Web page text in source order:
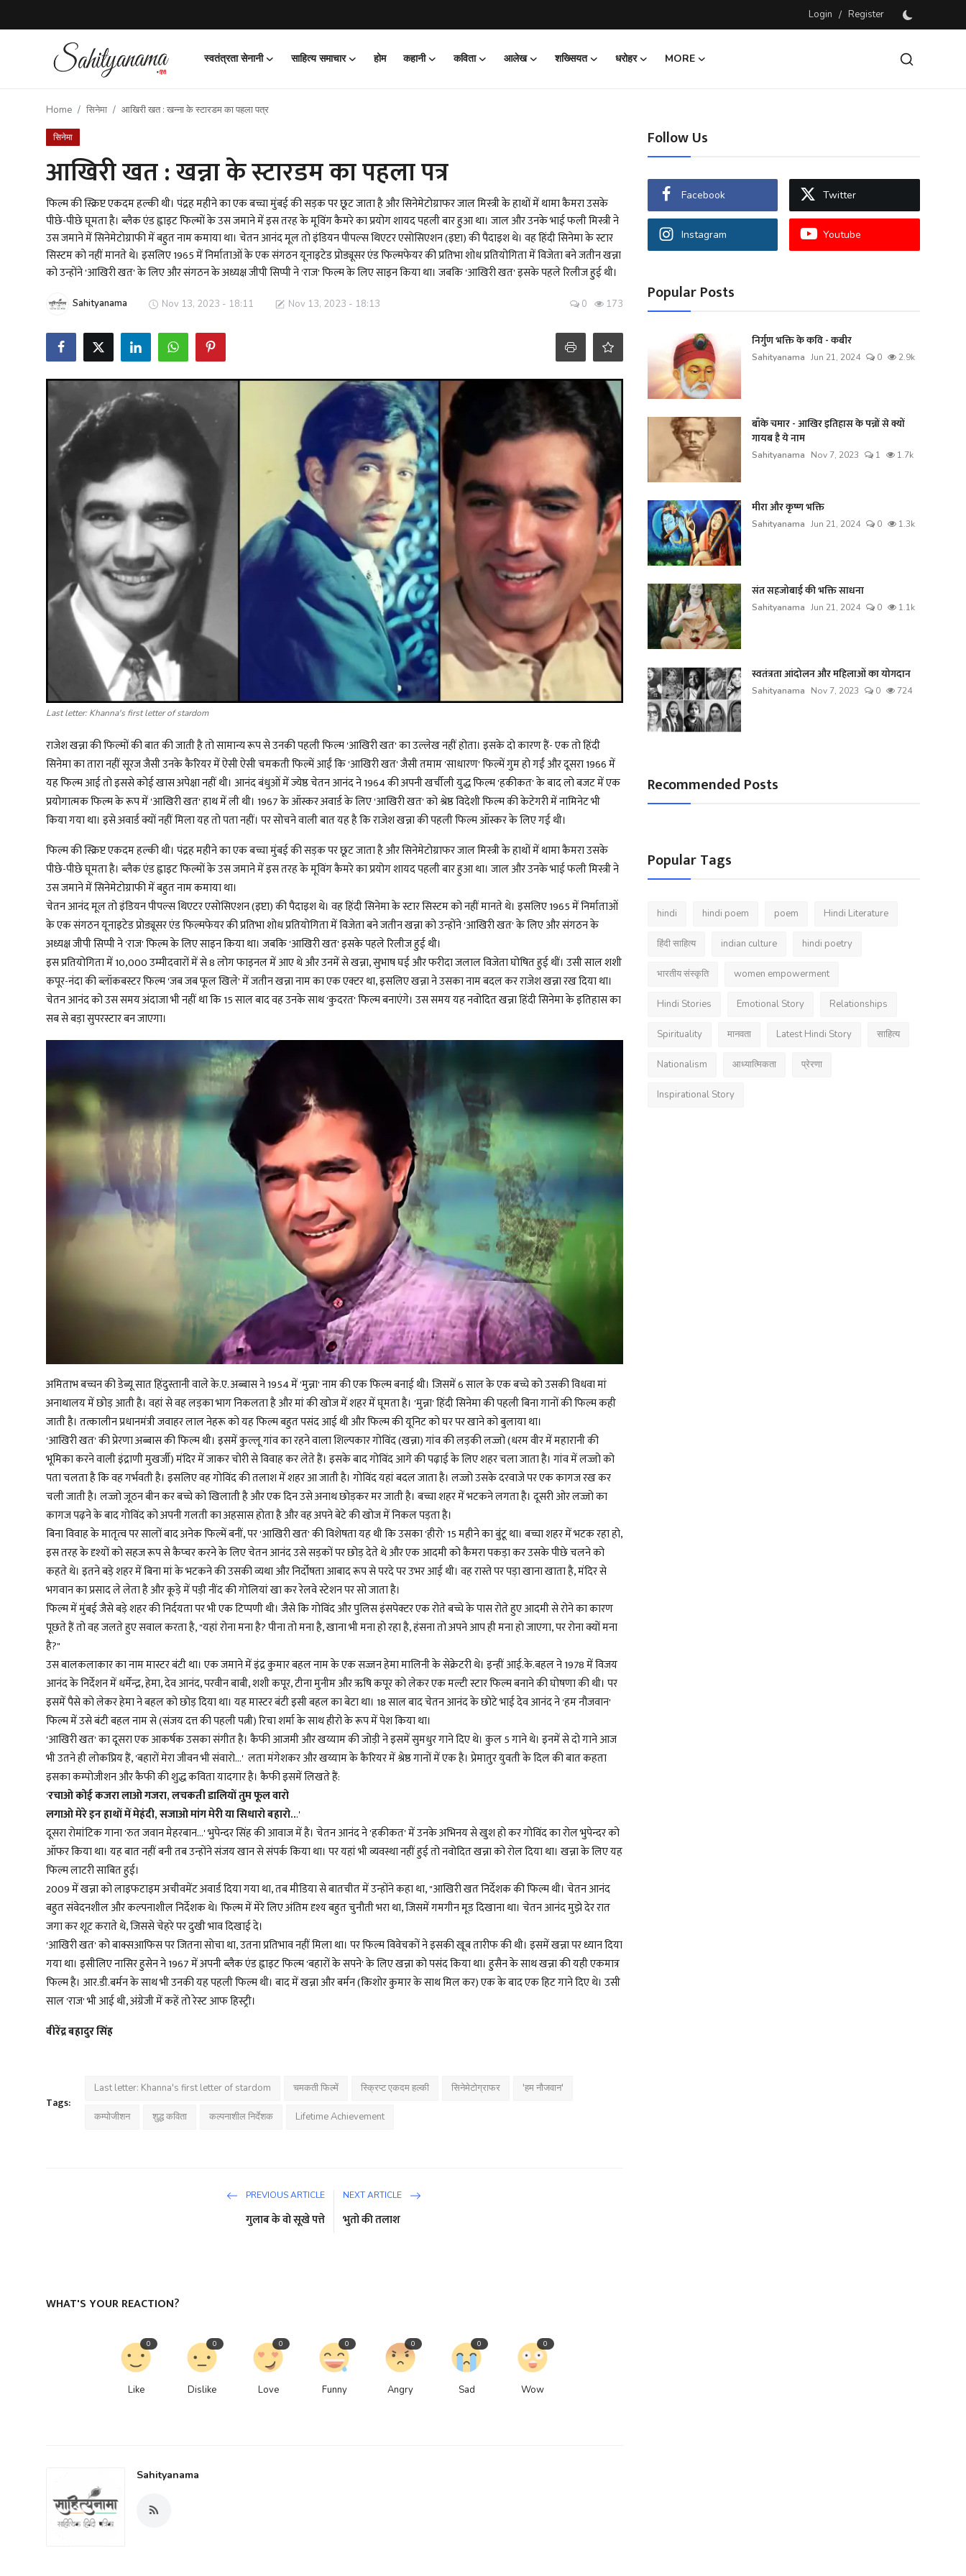
Login / Register
स्वतंत्रता सेनानी साहित्य समाचार होम कहानी कविता आलेख शख्सियत धरोहर
MORE
Register
साहित्य समाचार
शख्सियत
यात्रावृत्तांत
Home सिनेमा आखिरी खत : खन्ना के स्टारडम का पहला पत्र
सिनेमा
आखिरी खत : खन्ना के स्टारडम का पहला पत्र
फिल्म की स्क्रिप्ट एकदम हल्की थी। पंद्रह महीने का एक बच्चा मुंबई की सड़क पर छूट जाता है और सिनेमेटोग्राफर जाल मिस्त्री के हाथों में थामा कैमरा उसके
पीछे-पीछे घूमता है। ब्लैक एंड ह्वाइट फिल्मों के उस जमाने में इस तरह के मूविंग कैमरे का प्रयोग शायद पहली बार हुआ था। जाल और उनके भाई फली मिस्त्री ने
उस जमाने में सिनेमेटोग्राफी में बहुत नाम कमाया था। चेतन आनंद मूल तो इंडियन पीपल्स थिएटर एसोसिएशन (इप्टा) की पैदाइश थे। वह हिंदी सिनेमा के स्टार
सिस्टम को नहीं मानते थे। इसलिए 1965 में निर्माताओं के एक संगठन यूनाइटेड प्रोड्यूसर एंड फिल्मफेयर की प्रतिभा शोध प्रतियोगिता में विजेता बने जतीन खन्ना
को उन्होंने 'आखिरी खत' के लिए और संगठन के अध्यक्ष जीपी सिप्पी ने 'राज' फिल्म के लिए साइन किया था। जबकि 'आखिरी खत' इसके पहले रिलीज हुई थी।
Sahityanama Nov 13, 2023 - 18:11 Nov 13, 2023 - 18:13 0 173
Last letter: Khanna's first letter of stardom
राजेश खन्ना की फिल्मों की बात की जाती है तो सामान्य रूप से उनकी पहली फिल्म 'आखिरी खत' का उल्लेख नहीं होता। इसके दो कारण हैं- एक तो हिंदी
सिनेमा का तारा नहीं सूरज जैसी उनके कैरियर में ऐसी ऐसी चमकती फिल्में आईं कि 'आखिरी खत' जैसी तमाम 'साधारण' फिल्में गुम हो गईं और दूसरा 1966 में
यह फिल्म आई तो इससे कोई खास अपेक्षा नहीं थी। आनंद बंधुओं में ज्येष्ठ चेतन आनंद ने 1964 की अपनी खर्चीली युद्ध फिल्म 'हकीकत' के बाद लो बजट में एक
प्रयोगात्मक फिल्म के रूप में 'आखिरी खत' हाथ में ली थी। 1967 के ऑस्कर अवार्ड के लिए 'आखिरी खत' को श्रेष्ठ विदेशी फिल्म की केटेगरी में नामिनेट भी
किया गया था। इसे अवार्ड क्यों नहीं मिला यह तो पता नहीं। पर सोचने वाली बात यह है कि राजेश खन्ना की पहली फिल्म ऑस्कर के लिए गई थी।
फिल्म की स्क्रिप्ट एकदम हल्की थी। पंद्रह महीने का एक बच्चा मुंबई की सड़क पर छूट जाता है और सिनेमेटोग्राफर जाल मिस्त्री के हाथों में थामा कैमरा उसके
पीछे-पीछे घूमता है। ब्लैक एंड ह्वाइट फिल्मों के उस जमाने में इस तरह के मूविंग कैमरे का प्रयोग शायद पहली बार हुआ था। जाल और उनके भाई फली मिस्त्री ने
उस जमाने में सिनेमेटोग्राफी में बहुत नाम कमाया था।
चेतन आनंद मूल तो इंडियन पीपल्स थिएटर एसोसिएशन (इप्टा) की पैदाइश थे। वह हिंदी सिनेमा के स्टार सिस्टम को नहीं मानते थे। इसलिए 1965 में निर्माताओं
के एक संगठन यूनाइटेड प्रोड्यूसर एंड फिल्मफेयर की प्रतिभा शोध प्रतियोगिता में विजेता बने जतीन खन्ना को उन्होंने 'आखिरी खत' के लिए और संगठन के
अध्यक्ष जीपी सिप्पी ने 'राज' फिल्म के लिए साइन किया था। जबकि 'आखिरी खत' इसके पहले रिलीज हुई थी।
इस प्रतियोगिता में 10,000 उम्मीदवारों में से 8 लोग फाइनल में आए थे और उनमें से खन्ना, सुभाष घई और फरीदा जलाल विजेता घोषित हुई थीं। उसी साल शशी
कपूर-नंदा की ब्लॉकबस्टर फिल्म 'जब जब फूल खिले' में जतीन खन्ना नाम का एक एक्टर था, इसलिए खन्ना ने उसका नाम बदल कर राजेश खन्ना रख दिया था।
चेतन आनंद को उस समय अंदाजा भी नहीं था कि 15 साल बाद वह उनके साथ 'कुदरत' फिल्म बनाएंगे। उस समय यह नवोदित खन्ना हिंदी सिनेमा के इतिहास का
सब से बड़ा सुपरस्टार बन जाएगा।
अमिताभ बच्चन की डेब्यू सात हिंदुस्तानी वाले के.ए. अब्बास ने 1954 में 'मुन्ना' नाम की एक फिल्म बनाई थी। जिसमें 6 साल के एक बच्चे को उसकी विधवा मां
अनाथालय में छोड़ आती है। वहां से वह लड़का भाग निकलता है और मां की खोज में शहर में घूमता है। 'मुन्ना' हिंदी सिनेमा की पहली बिना गानों की फिल्म कही
जाती है। तत्कालीन प्रधानमंत्री जवाहर लाल नेहरू को यह फिल्म बहुत पसंद आई थी और फिल्म की यूनिट को घर पर खाने को बुलाया था।
'आखिरी खत' की प्रेरणा अब्बास की फिल्म थी। इसमें कुल्लू गांव का रहने वाला शिल्पकार गोविंद (खन्ना) गांव की लड़की लज्जो (धरम वीर में महारानी की
भूमिका करने वाली इंद्राणी मुखर्जी) मंदिर में जाकर चोरी से विवाह कर लेते हैं। इसके बाद गोविंद आगे की पढ़ाई के लिए शहर चला जाता है। गांव में लज्जो को
पता चलता है कि वह गर्भवती है। इसलिए वह गोविंद की तलाश में शहर आ जाती है। गोविंद यहां बदल जाता है। लज्जो उसके दरवाजे पर एक कागज रख कर
चली जाती है। लज्जो जूठन बीन कर बच्चे को खिलाती है और एक दिन उसे अनाथ छोड़कर मर जाती है। बच्चा शहर में भटकने लगता है। दूसरी ओर लज्जो का
कागज पढ़ने के बाद गोविंद को अपनी गलती का अहसास होता है और वह अपने बेटे की खोज में निकल पड़ता है।
बिना विवाह के मातृत्व पर सालों बाद अनेक फिल्में बनीं, पर 'आखिरी खत' की विशेषता यह थी कि उसका 'हीरो' 15 महीने का बुंटू था। बच्चा शहर में भटक रहा हो,
इस तरह के दृश्यों को सहज रूप से कैप्चर करने के लिए चेतन आनंद उसे सड़कों पर छोड़ देते थे और एक आदमी को कैमरा पकड़ा कर उसके पीछे चलने को
कहते थे। इतने बड़े शहर में बिना मां के भटकने की उसकी व्यथा और निर्दोषता आबाद रूप से परदे पर उभर आई थी। वह रास्ते पर पड़ा खाना खाता है, मंदिर से
भगवान का प्रसाद ले लेता है और कूड़े में पड़ी नींद की गोलियां खा कर रेलवे स्टेशन पर सो जाता है।
फिल्म में मुंबई जैसे बड़े शहर की निर्दयता पर भी एक टिप्पणी थी। जैसे कि गोविंद और पुलिस इंसपेक्टर एक रोते बच्चे के पास रोते हुए आदमी से रोने का कारण
पूछते हैं तो वह जलते हुए सवाल करता है, "यहां रोना मना है? पीना तो मना है, खाना भी मना हो रहा है, हंसना तो अपने आप ही मना हो जाएगा, पर रोना क्यों मना
है?"
उस बालकलाकार का नाम मास्टर बंटी था। एक जमाने में इंद्र कुमार बहल नाम के एक सज्जन हेमा मालिनी के सेक्रेटरी थे। इन्हीं आई.के.बहल ने 1978 में विजय
आनंद के निर्देशन में धर्मेन्द्र, हेमा, देव आनंद, परवीन बाबी, शशी कपूर, टीना मुनीम और ऋषि कपूर को लेकर एक मल्टी स्टार फिल्म बनाने की घोषणा की थी। पर
इसमें पैसे को लेकर हेमा ने बहल को छोड़ दिया था। यह मास्टर बंटी इसी बहल का बेटा था। 18 साल बाद चेतन आनंद के छोटे भाई देव आनंद ने 'हम नौजवान'
फिल्म में उसे बंटी बहल नाम से (संजय दत्त की पहली पत्नी) रिचा शर्मा के साथ हीरो के रूप में पेश किया था।
'आखिरी खत' का दूसरा एक आकर्षक उसका संगीत है। कैफी आजमी और खय्याम की जोड़ी ने इसमें सुमधुर गाने दिए थे। कुल 5 गाने थे। इनमें से दो गाने आज
भी उतने ही लोकप्रिय हैं, 'बहारों मेरा जीवन भी संवारो...' लता मंगेशकर और खय्याम के कैरियर में श्रेष्ठ गानों में एक है। प्रेमातुर युवती के दिल की बात कहता
इसका कम्पोजीशन और कैफी की शुद्ध कविता यादगार है। कैफी इसमें लिखते हैं:
'रचाओ कोई कजरा लाओ गजरा, लचकती डालियों तुम फूल वारो
लगाओ मेरे इन हाथों में मेहंदी, सजाओ मांग मेरी या सिधारो बहारो...'
दूसरा रोमांटिक गाना 'रुत जवान मेहरबान...' भुपेन्दर सिंह की आवाज में है। चेतन आनंद ने 'हकीकत' में उनके अभिनय से खुश हो कर गोविंद का रोल भुपेन्दर को
ऑफर किया था। यह बात नहीं बनी तब उन्होंने संजय खान से संपर्क किया था। पर यहां भी व्यवस्था नहीं हुई तो नवोदित खन्ना को रोल दिया था। खन्ना के लिए यह
फिल्म लाटरी साबित हुई।
2009 में खन्ना को लाइफटाइम अचीवमेंट अवार्ड दिया गया था, तब मीडिया से बातचीत में उन्होंने कहा था, "आखिरी खत निर्देशक की फिल्म थी। चेतन आनंद
बहुत संवेदनशील और कल्पनाशील निर्देशक थे। फिल्म में मेरे लिए अंतिम दृश्य बहुत चुनौती भरा था, जिसमें गमगीन मूड दिखाना था। चेतन आनंद मुझे देर रात
जगा कर शूट कराते थे, जिससे चेहरे पर दुखी भाव दिखाई दे।
'आखिरी खत' को बाक्सआफिस पर जितना सोचा था, उतना प्रतिभाव नहीं मिला था। पर फिल्म विवेचकों ने इसकी खूब तारीफ की थी। इसमें खन्ना पर ध्यान दिया
गया था। इसीलिए नासिर हुसेन ने 1967 में अपनी ब्लैक एंड ह्वाइट फिल्म 'बहारों के सपने' के लिए खन्ना को पसंद किया था। हुसैन के साथ खन्ना की यही एकमात्र
फिल्म है। आर.डी.बर्मन के साथ भी उनकी यह पहली फिल्म थी। बाद में खन्ना और बर्मन (किशोर कुमार के साथ मिल कर) एक के बाद एक हिट गाने दिए थे। उसी
साल 'राज' भी आई थी, अंग्रेजी में कहें तो रेस्ट आफ हिस्ट्री।
वीरेंद्र बहादुर सिंह
Tags:
Last letter: Khanna's first letter of stardom चमकती फिल्में स्क्रिप्ट एकदम हल्की सिनेमेटोग्राफर 'हम नौजवान'
कम्पोजीशन शुद्ध कविता कल्पनाशील निर्देशक Lifetime Achievement
PREVIOUS ARTICLE
गुलाब के वो सूखे पत्ते
NEXT ARTICLE
भुतो की तलाश
WHAT'S YOUR REACTION?
Like
0
Dislike
0
Love
0
Funny
0
Angry
0
Sad
0
Wow
0
Sahityanama
Follow Us
Facebook Twitter
Instagram Youtube
Popular Posts
निर्गुण भक्ति के कवि - कबीर
Sahityanama Jun 21, 2024 0 2.9k
बाँके चमार - आखिर इतिहास के पन्नों से क्यों
गायब है ये नाम
Sahityanama Nov 7, 2023 1 1.7k
मीरा और कृष्ण भक्ति
Sahityanama Jun 21, 2024 0 1.3k
संत सहजोबाई की भक्ति साधना
Sahityanama Jun 21, 2024 0 1.1k
स्वतंत्रता आंदोलन और महिलाओं का योगदान
Sahityanama Nov 7, 2023 0 724
Recommended Posts
Popular Tags
hindi hindi poem poem Hindi Literature
हिंदी साहित्य indian culture hindi poetry
भारतीय संस्कृति women empowerment
Hindi Stories Emotional Story Relationships
Spirituality मानवता Latest Hindi Story साहित्य
Nationalism आध्यात्मिकता प्रेरणा
Inspirational Story